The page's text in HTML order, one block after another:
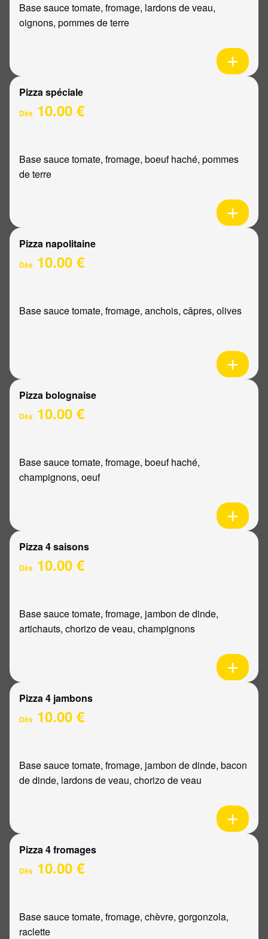
Base sauce tomate, fromage, lardons de veau,
oignons, pommes de terre
Pizza spéciale
Dès 10.00 €
Base sauce tomate, fromage, boeuf haché, pommes
de terre
Pizza napolitaine
Dès 10.00 €
Base sauce tomate, fromage, anchois, câpres, olives
Pizza bolognaise
Dès 10.00 €
Base sauce tomate, fromage, boeuf haché,
champignons, oeuf
Pizza 4 saisons
Dès 10.00 €
Base sauce tomate, fromage, jambon de dinde,
artichauts, chorizo de veau, champignons
Pizza 4 jambons
Dès 10.00 €
Base sauce tomate, fromage, jambon de dinde, bacon
de dinde, lardons de veau, chorizo de veau
Pizza 4 fromages
Dès 10.00 €
Base sauce tomate, fromage, chèvre, gorgonzola,
raclette